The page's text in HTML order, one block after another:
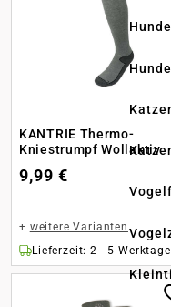
KANTRIE Thermo-
Kniestrumpf Wollaktiv
9,99 €
+ weitere Varianten
Lieferzeit: 2 - 5 Werktage